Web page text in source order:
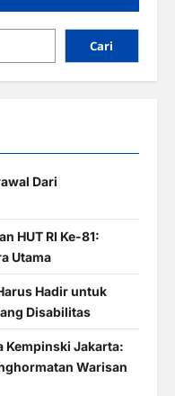
Cari
Dari
HUT RI Ke-81:
Utama
Hadir untuk
Disabilitas
Kempinski Jakarta:
Warisan